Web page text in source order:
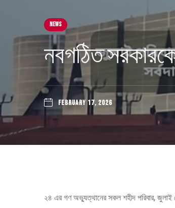
News
নবগঠিত
FEBRUARY 17, 2026
২৪ এর গণ অভ্যুত্থানের সকল শহীদ পরিবার, জুলাই